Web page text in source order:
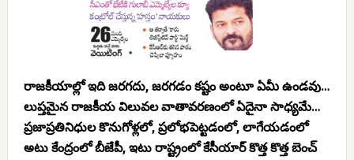
రాజకీయాల్లో ఇది జరగదు, జరగడం కష్టం అంటూ ఏమీ ఉండవు…
లుప్తమైన రాజకీయ విలువల వాతావరణంలో ఏదైనా సాధ్యమే…
ప్రజాప్రతినిధుల కొనుగోళ్లలో, ప్రలోభపెట్టడంలో, లాగేయడంలో
అటు కేంద్రంలో బీజేపీ, ఇటు రాష్ట్రంలో కేసీయార్ కొత్త కొత్త బెంచ్